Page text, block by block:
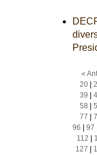
«
20|
39
58
77
96
97
112
127